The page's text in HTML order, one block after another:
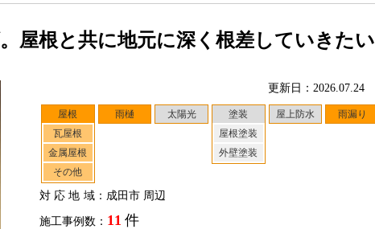
屋根と共に地元に深く根差していきたい
更新日：2026.07.24
屋根
瓦屋根
金属屋根
その他
雨樋 太陽光
塗装
屋根塗装
外壁塗装
屋上防水 雨漏り
対応地域：成田市 周辺
施工事例数： 11 件